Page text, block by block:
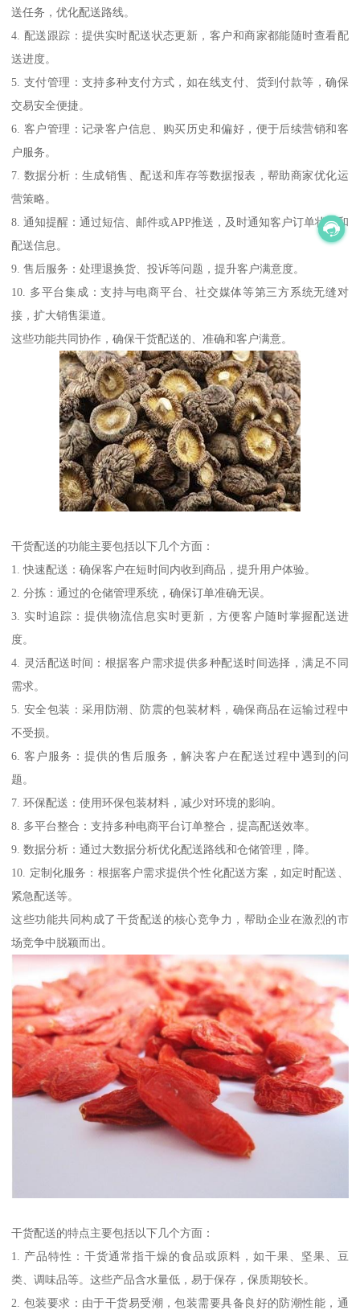
送任务，优化配送路线。
4. 配送跟踪：提供实时配送状态更新，客户和商家都能随时查看配
送进度。
5. 支付管理：支持多种支付方式，如在线支付、货到付款等，确保
交易安全便捷。
6. 客户管理：记录客户信息、购买历史和偏好，便于后续营销和客
户服务。
7. 数据分析：生成销售、配送和库存等数据报表，帮助商家优化运
营策略。
8. 通知提醒：通过短信、邮件或APP推送，及时通知客户订单状态和
配送信息。
9. 售后服务：处理退换货、投诉等问题，提升客户满意度。
10. 多平台集成：支持与电商平台、社交媒体等第三方系统无缝对
接，扩大销售渠道。
这些功能共同协作，确保干货配送的、准确和客户满意。
干货配送的功能主要包括以下几个方面：
1. 快速配送：确保客户在短时间内收到商品，提升用户体验。
2. 分拣：通过的仓储管理系统，确保订单准确无误。
3. 实时追踪：提供物流信息实时更新，方便客户随时掌握配送进
度。
4. 灵活配送时间：根据客户需求提供多种配送时间选择，满足不同
需求。
5. 安全包装：采用防潮、防震的包装材料，确保商品在运输过程中
不受损。
6. 客户服务：提供的售后服务，解决客户在配送过程中遇到的问
题。
7. 环保配送：使用环保包装材料，减少对环境的影响。
8. 多平台整合：支持多种电商平台订单整合，提高配送效率。
9. 数据分析：通过大数据分析优化配送路线和仓储管理，降。
10. 定制化服务：根据客户需求提供个性化配送方案，如定时配送、
紧急配送等。
这些功能共同构成了干货配送的核心竞争力，帮助企业在激烈的市
场竞争中脱颖而出。
干货配送的特点主要包括以下几个方面：
1. 产品特性：干货通常指干燥的食品或原料，如干果、坚果、豆
类、调味品等。这些产品含水量低，易于保存，保质期较长。
2. 包装要求：由于干货易受潮，包装需要具备良好的防潮性能，通